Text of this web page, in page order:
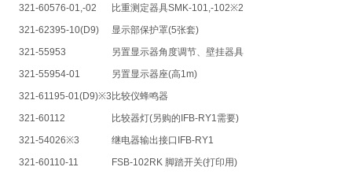
321-60576-01,-02
比重测定器具SMK-101,-102※2
321-62395-10(D9)
显示部保护罩(5张套)
321-55953
另置显示器角度调节、壁挂器具
321-55954-01
另置显示器座(高1m)
321-61195-01(D9)※3 比较仪蜂鸣器
321-60112
比较器灯(另购的 IFB-RY1需要)
321-54026※3
继电器输出接口 IFB-RY1
321-60110-11
FSB-102RK 脚踏开关(打印用)